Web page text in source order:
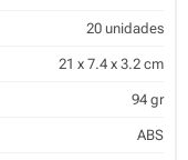
20 unidades
21 x 7.4 x 3.2 cm
94 gr
ABS